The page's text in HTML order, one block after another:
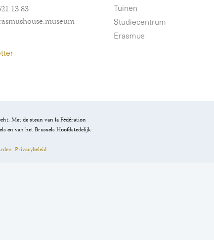
13 83
Tuinen
Studiecentrum
Erasmus
Met de steun van la Fédération
en van het Brussels Hoofdstedelijk
Privacybeleid